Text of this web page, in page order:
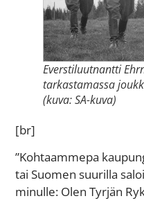
Everstiluutnantti
tarkastamassa
(kuva: SA-kuva)
[br]
”Kohtaammepa
tai Suomen suurilla
minulle: Olen Tyrjän